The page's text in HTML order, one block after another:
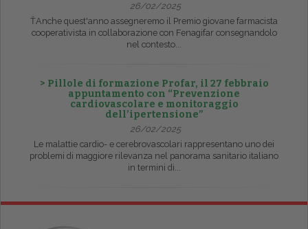
26/02/2025
ŤAnche quest'anno assegneremo il Premio giovane farmacista
cooperativista in collaborazione con Fenagifar consegnandolo
nel contesto...
> Pillole di formazione Profar, il 27 febbraio
appuntamento con “Prevenzione
cardiovascolare e monitoraggio
dell’ipertensione”
26/02/2025
Le malattie cardio- e cerebrovascolari rappresentano uno dei
problemi di maggiore rilevanza nel panorama sanitario italiano
in termini di...